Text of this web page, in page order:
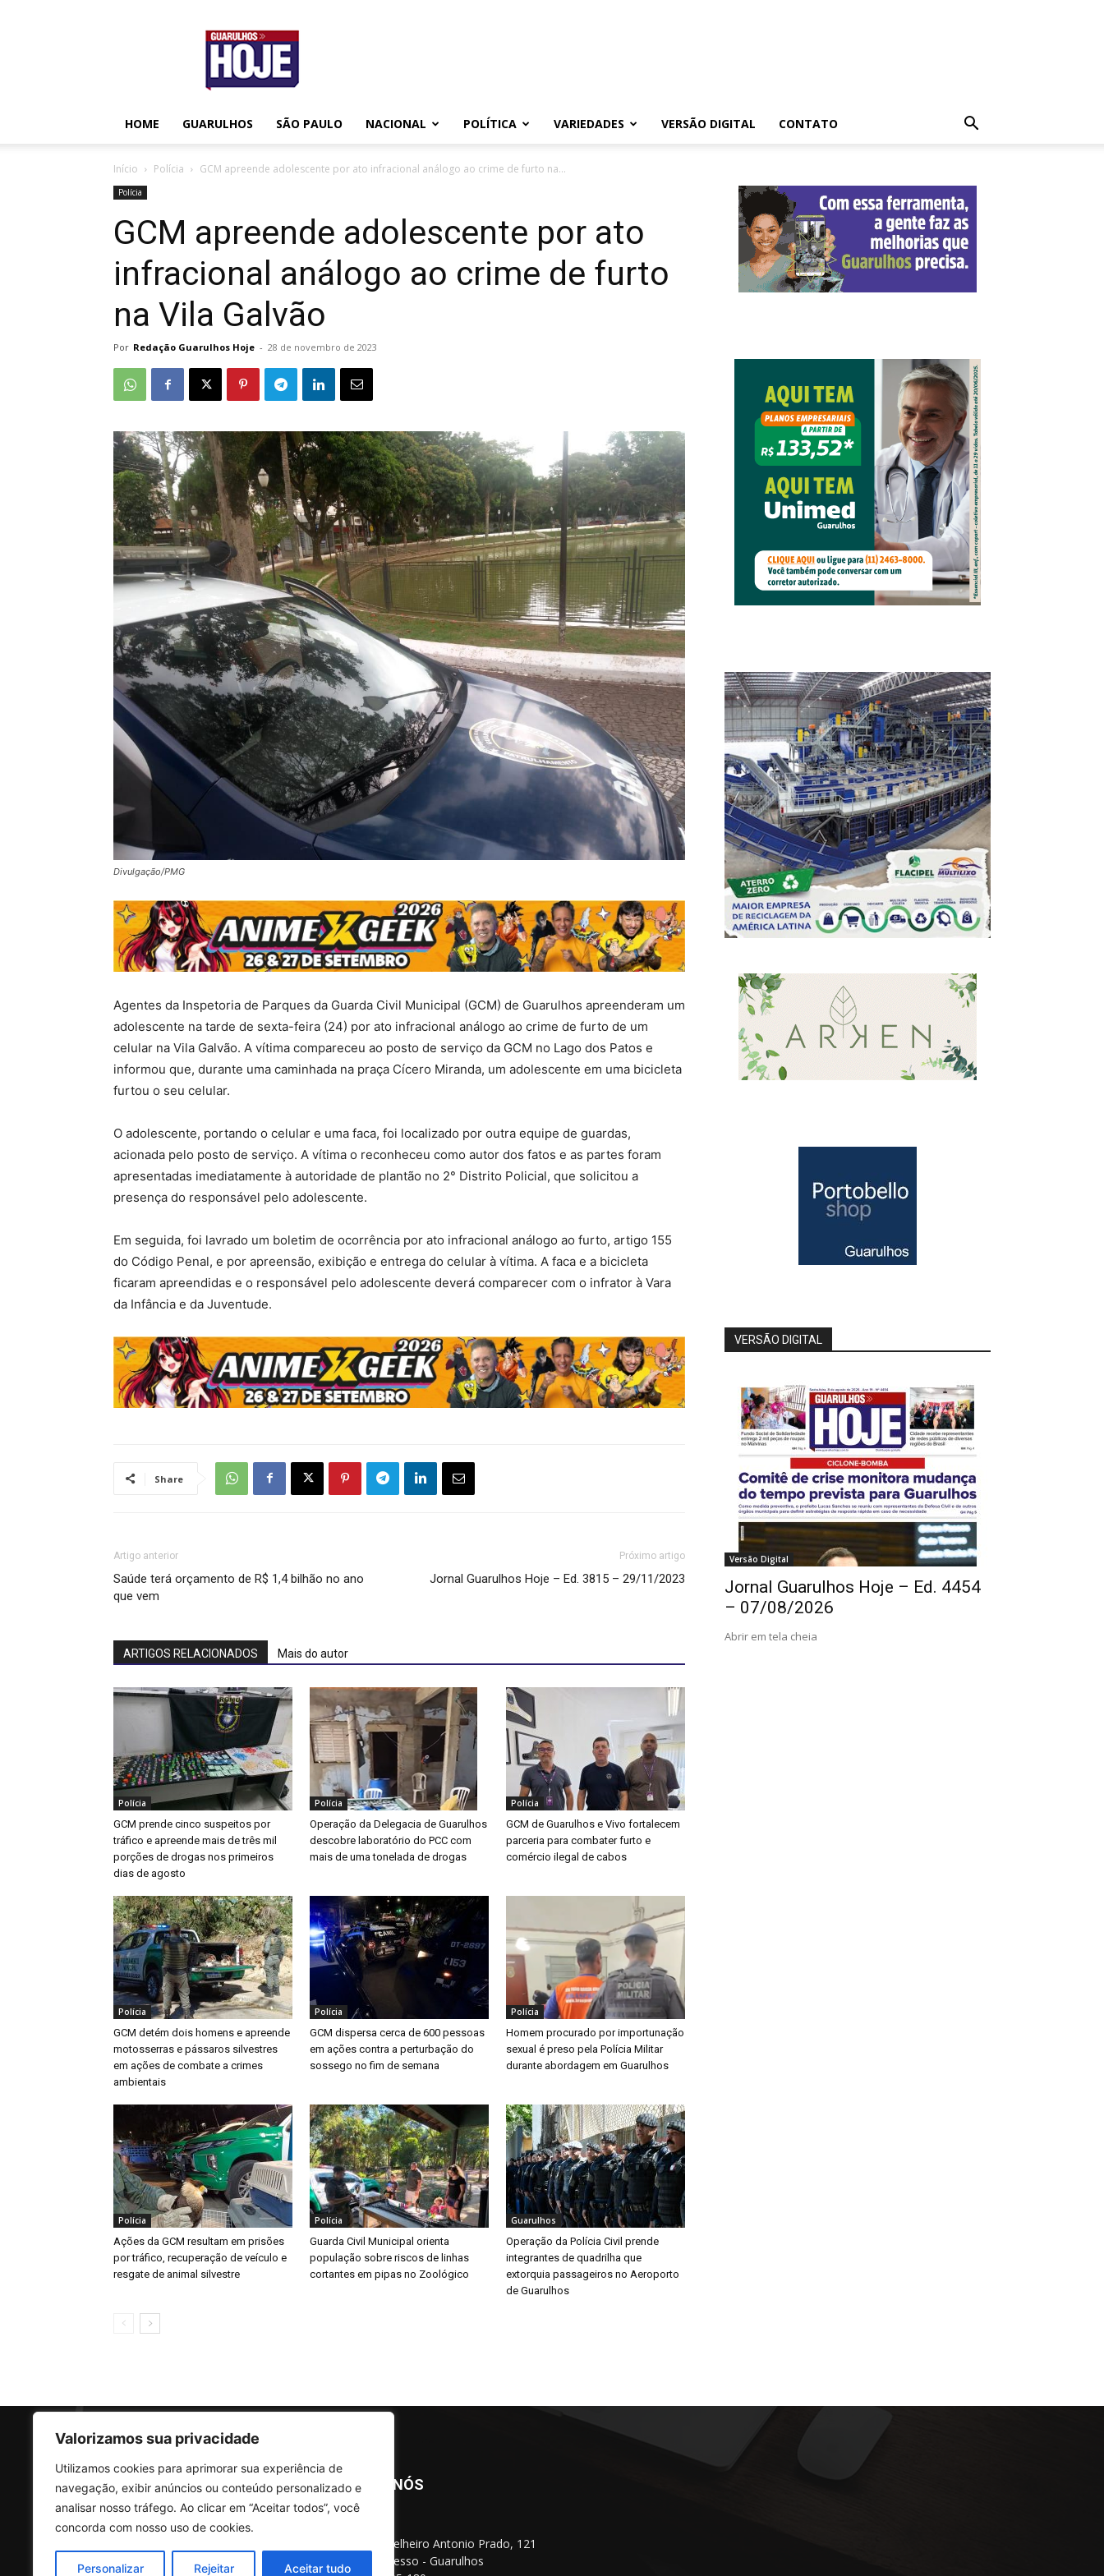
Valorizamos sua privacidade
Utilizamos cookies para aprimorar sua experiência de
navegação, exibir anúncios ou conteúdo personalizado e
analisar nosso tráfego. Ao clicar em “Aceitar todos”, você
concorda com nosso uso de cookies.
Personalizar Rejeitar Aceitar tudo
Guarulhos
Hoje
HOME GUARULHOS SÃO PAULO NACIONAL POLÍTICA VARIEDADES VERSÃO DIGITAL CONTATO
Início Polícia GCM apreende adolescente por ato infracional análogo ao crime de furto na...
Polícia
GCM apreende adolescente por ato
infracional análogo ao crime de furto
na Vila Galvão
Por Redação Guarulhos Hoje - 28 de novembro de 2023
Divulgação/PMG
Agentes da Inspetoria de Parques da Guarda Civil Municipal (GCM) de Guarulhos apreenderam um
adolescente na tarde de sexta-feira (24) por ato infracional análogo ao crime de furto de um
celular na Vila Galvão. A vítima compareceu ao posto de serviço da GCM no Lago dos Patos e
informou que, durante uma caminhada na praça Cícero Miranda, um adolescente em uma bicicleta
furtou o seu celular.
O adolescente, portando o celular e uma faca, foi localizado por outra equipe de guardas,
acionada pelo posto de serviço. A vítima o reconheceu como autor dos fatos e as partes foram
apresentadas imediatamente à autoridade de plantão no 2° Distrito Policial, que solicitou a
presença do responsável pelo adolescente.
Em seguida, foi lavrado um boletim de ocorrência por ato infracional análogo ao furto, artigo 155
do Código Penal, e por apreensão, exibição e entrega do celular à vítima. A faca e a bicicleta
ficaram apreendidas e o responsável pelo adolescente deverá comparecer com o infrator à Vara
da Infância e da Juventude.
Share
Artigo anterior
Saúde terá orçamento de R$ 1,4 bilhão no ano
que vem
Próximo artigo
Jornal Guarulhos Hoje – Ed. 3815 – 29/11/2023
ARTIGOS RELACIONADOS Mais do autor
Polícia
GCM prende cinco suspeitos por
tráfico e apreende mais de três mil
porções de drogas nos primeiros
dias de agosto
Polícia
Operação da Delegacia de Guarulhos
descobre laboratório do PCC com
mais de uma tonelada de drogas
Polícia
GCM de Guarulhos e Vivo fortalecem
parceria para combater furto e
comércio ilegal de cabos
Polícia
GCM detém dois homens e apreende
motosserras e pássaros silvestres
em ações de combate a crimes
ambientais
Polícia
GCM dispersa cerca de 600 pessoas
em ações contra a perturbação do
sossego no fim de semana
Polícia
Homem procurado por importunação
sexual é preso pela Polícia Militar
durante abordagem em Guarulhos
Polícia
Ações da GCM resultam em prisões
por tráfico, recuperação de veículo e
resgate de animal silvestre
Polícia
Guarda Civil Municipal orienta
população sobre riscos de linhas
cortantes em pipas no Zoológico
Guarulhos
Operação da Polícia Civil prende
integrantes de quadrilha que
extorquia passageiros no Aeroporto
de Guarulhos
VERSÃO DIGITAL
Versão Digital
Jornal Guarulhos Hoje – Ed. 4454
– 07/08/2026
Abrir em tela cheia
SOBRE NÓS
Rua Conselheiro Antonio Prado, 121
Vila Progresso - Guarulhos